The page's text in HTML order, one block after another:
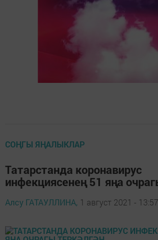
СОҢГЫ ЯҢАЛЫКЛАР
Татарстанда коронавирус
инфекциясенең 51 яңа
Алсу ГАТАУЛЛИНА, 1 август 2021 - 13:57